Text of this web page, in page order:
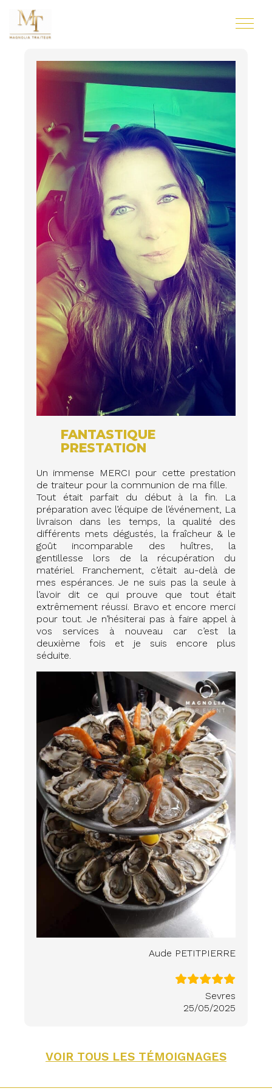
FANTASTIQUE
PRESTATION
Un immense MERCI pour cette prestation
de traiteur pour la communion de ma fille.
Tout était parfait du début à la fin. La
préparation avec l’équipe de l’événement, La
livraison dans les temps, la qualité des
différents mets dégustés, la fraîcheur & le
goût incomparable des huîtres, la
gentillesse lors de la récupération du
matériel. Franchement, c’était au-delà de
mes espérances. Je ne suis pas la seule à
l’avoir dit ce qui prouve que tout était
extrêmement réussi. Bravo et encore merci
pour tout. Je n’hésiterai pas à faire appel à
vos services à nouveau car c’est la
deuxième fois et je suis encore plus
séduite.
Aude PETITPIERRE
Sevres
25/05/2025
VOIR TOUS LES TÉMOIGNAGES